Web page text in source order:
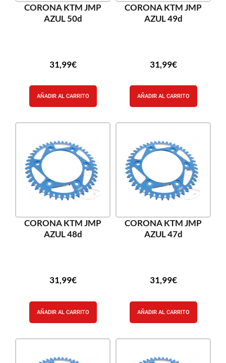
CORONA KTM JMP
AZUL 50d
31,99€
AÑADIR AL CARRITO
CORONA KTM JMP
AZUL 49d
31,99€
AÑADIR AL CARRITO
CORONA KTM JMP
AZUL 48d
31,99€
AÑADIR AL CARRITO
CORONA KTM JMP
AZUL 47d
31,99€
AÑADIR AL CARRITO